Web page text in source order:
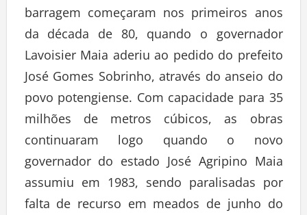
barragem começaram nos primeiros anos
da década de 80, quando o governador
Lavoisier Maia aderiu ao pedido do prefeito
José Gomes Sobrinho, através do anseio do
povo potengiense. Com capacidade para 35
milhões de metros cúbicos, as obras
continuaram logo quando o novo
governador do estado José Agripino Maia
assumiu em 1983, sendo paralisadas por
falta de recurso em meados de junho do